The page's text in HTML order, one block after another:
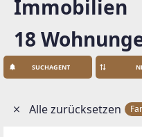
Immobilien
18
SUCHAGENT
Alle zurücksetzen